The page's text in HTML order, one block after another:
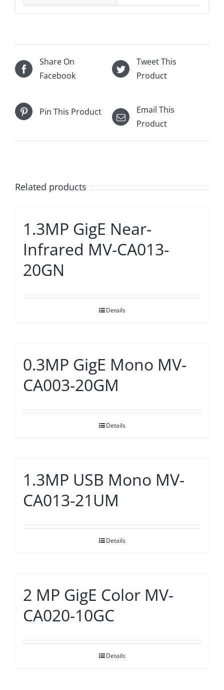
Share On
Facebook
Tweet This
Product
Pin This Product
Email This
Product
Related products
1.3MP GigE Near-
Infrared MV-CA013-
20GN
Details
0.3MP GigE Mono MV-
CA003-20GM
Details
1.3MP USB Mono MV-
CA013-21UM
Details
2 MP GigE Color MV-
CA020-10GC
Details